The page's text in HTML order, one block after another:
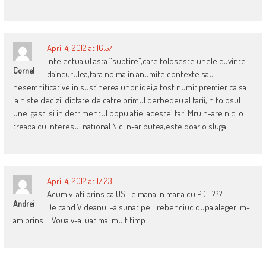
Cornel
April 4, 2012 at 16:57
Intelectualul asta “subtire”,care foloseste unele cuvinte
da’ncurulea,fara noima in anumite contexte sau
nesemnificative in sustinerea unor idei,a fost numit premier ca sa
ia niste decizii dictate de catre primul derbedeu al tarii,in folosul
unei gasti si in detrimentul populatiei acestei tari.Mru n-are nici o
treaba cu interesul national.Nici n-ar putea,este doar o sluga.
Andrei
April 4, 2012 at 17:23
Acum v-ati prins ca USL e mana-n mana cu PDL ???
De cand Videanu l-a sunat pe Hrebenciuc dupa alegeri m-
am prins … Voua v-a luat mai mult timp !